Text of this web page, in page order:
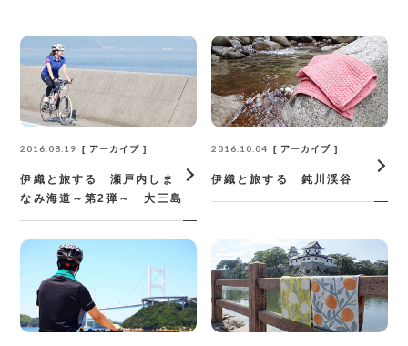
2016.08.19 アーカイブ
伊織と旅する 瀬戸内しま
なみ海道～第2弾～ 大三島
2016.10.04 アーカイブ
伊織と旅する 鈍川渓谷